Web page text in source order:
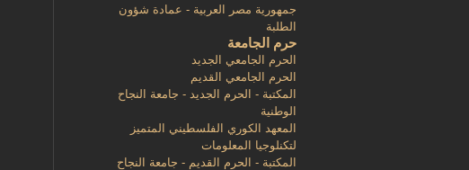
جمهورية مصر العربية - عمادة شؤون
الطلبة
حرم الجامعة
الحرم الجامعي الجديد
الحرم الجامعي القديم
المكتبة - الحرم الجديد - جامعة النجاح
الوطنية
المعهد الكوري الفلسطيني المتميز
لتكنلوجيا المعلومات
المكتبة - الحرم القديم - جامعة النجاح